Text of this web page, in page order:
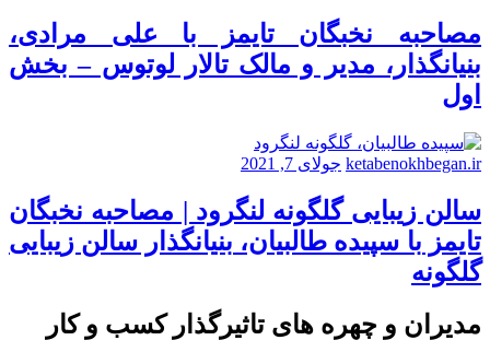
مصاحبه نخبگان تایمز با علی مرادی،
بنیانگذار، مدیر و مالک تالار لوتوس – بخش
اول
ketabenokhbegan.ir جولای 7, 2021
سالن زیبایی گلگونه لنگرود | مصاحبه نخبگان
تایمز با سپیده طالبیان، بنیانگذار سالن زیبایی
گلگونه
مدیران و چهره های تاثیرگذار کسب و کار